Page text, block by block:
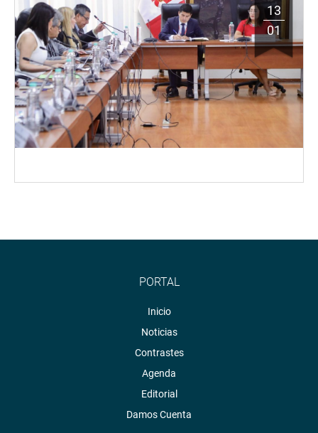
13
01
PORTAL
Inicio
Noticias
Contrastes
Agenda
Editorial
Damos Cuenta